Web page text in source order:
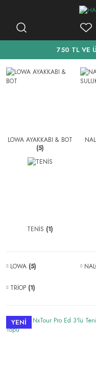
750 TL VE
LOWA AYAKKABI & BOT
(5)
TENİS (1)
LOWA (5)
TRİOP (1)
YENİ